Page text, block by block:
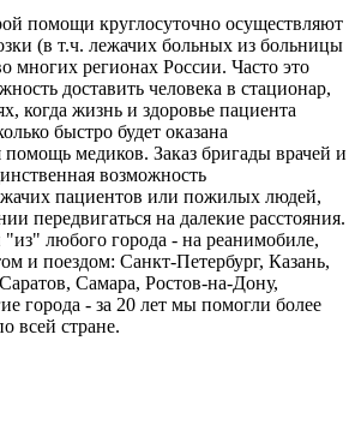
помощи круглосуточно осуществляют
(в т.ч. лежачих больных из больницы
многих регионах России. Часто это
доставить человека в стационар,
когда жизнь и здоровье пациента
быстро будет оказана
медиков. Заказ бригады врачей и
возможность
пациентов или пожилых людей,
передвигаться на далекие расстояния.
любого города - на реанимобиле,
и поездом: Санкт-Петербург, Казань,
Самара, Ростов-на-Дону,
города - за 20 лет мы помогли более
всей стране.